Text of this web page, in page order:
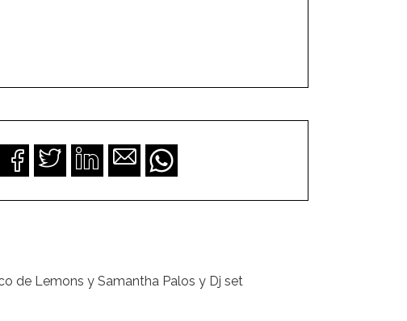
de Lemons y Samantha Palos y Dj set